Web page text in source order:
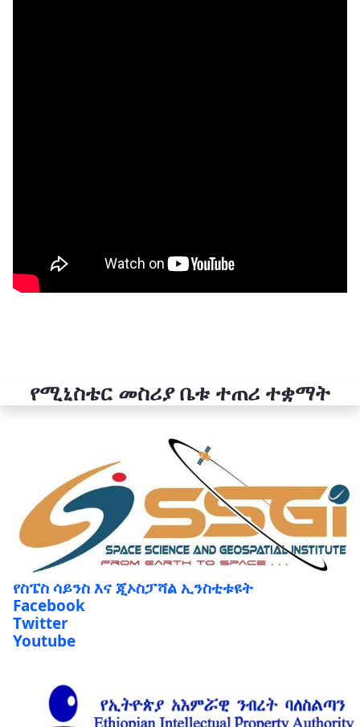
የሚኒስቴር መስሪያ ቤቱ ተጠሪ ተቋማት
የስፔስ ሳይንስ እና ጂኦስፓሻል ኢንስቲቱዩት
Facebook
Twitter
Youtube